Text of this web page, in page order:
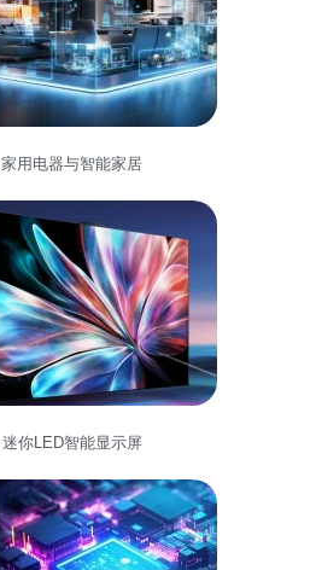
家用电器与智能家居
迷你LED智能显示屏